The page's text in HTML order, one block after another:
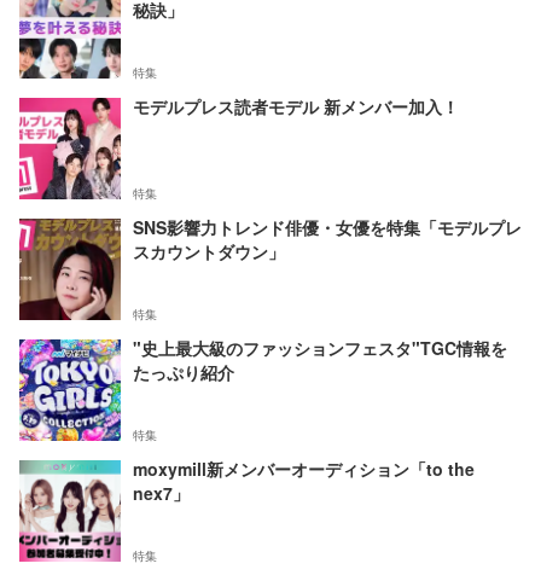
秘訣」
特集
モデルプレス読者モデル 新メンバー加入！
特集
SNS影響力トレンド俳優・女優を特集「モデルプレ
スカウントダウン」
特集
"史上最大級のファッションフェスタ"TGC情報を
たっぷり紹介
特集
moxymill新メンバーオーディション「to the
nex7」
特集